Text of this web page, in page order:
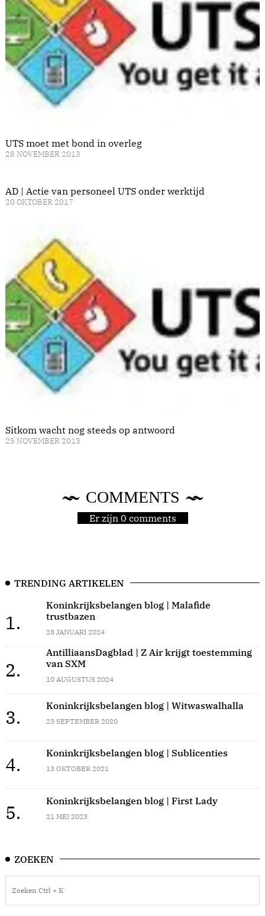
UTS moet met bond in overleg
28 NOVEMBER 2013
AD | Actie van personeel UTS onder werktijd
20 OKTOBER 2017
Sitkom wacht nog steeds op antwoord
25 NOVEMBER 2013
COMMENTS
Er zijn 0 comments
TRENDING ARTIKELEN
1.
Koninkrijksbelangen blog | Malafide
trustbazen
28 JANUARI 2024
2.
AntilliaansDagblad | Z Air krijgt toestemming
van SXM
10 AUGUSTUS 2024
3.
Koninkrijksbelangen blog | Witwaswalhalla
23 SEPTEMBER 2020
4.
Koninkrijksbelangen blog | Sublicenties
13 OKTOBER 2021
5.
Koninkrijksbelangen blog | First Lady
21 MEI 2023
ZOEKEN